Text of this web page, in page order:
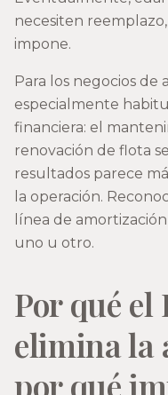
necesiten
impone.
Para los negocios de
especialmente
financiera: el
renovación de flota
resultados parece
la operación.
línea de
uno u otro.
Por qué el
elimina la
por qué